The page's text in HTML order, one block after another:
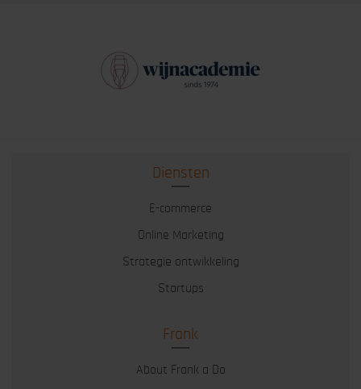
Diensten
E-commerce
Online Marketing
Strategie ontwikkeling
Startups
Frank
About Frank a Do